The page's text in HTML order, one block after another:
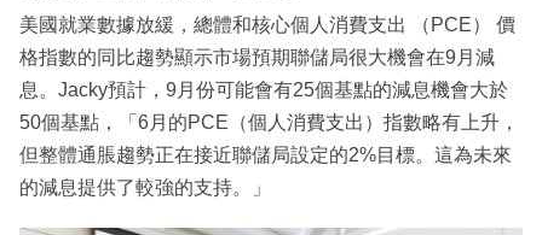
訂
閱
專
區
美國就業數據放緩，總體和核心個人消費支出 （PCE） 價
格指數的同比趨勢顯示市場預期聯儲局很大機會在9月減
息。Jacky預計，9月份可能會有25個基點的減息機會大於
50個基點，「6月的PCE（個人消費支出）指數略有上升，
但整體通脹趨勢正在接近聯儲局設定的2%目標。這為未來
的減息提供了較強的支持。」